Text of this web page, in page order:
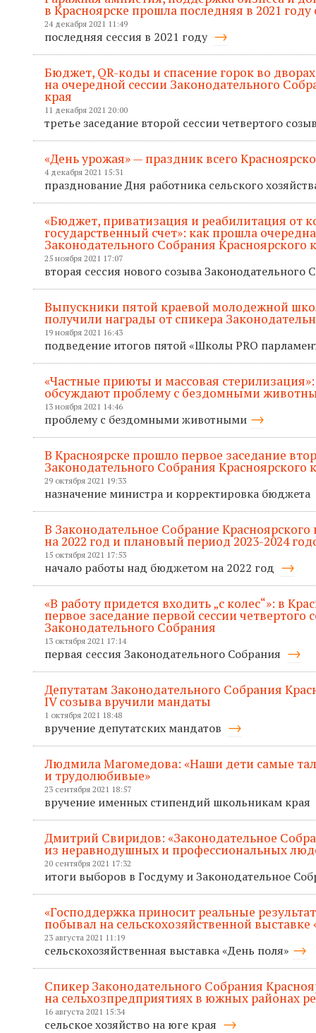
в Красноярске прошла последняя в 2021 году
24 декабря 2021 11:49
последняя сессия в 2021 году
Бюджет, QR-коды и спасение горок во
на очередной сессии Законодательного
края
11 декабря 2021 20:00
третье заседание второй сессии четвертого
«День урожая» — праздник всего
4 декабря 2021 15:31
празднование Дня работника сельского
«Бюджет, приватизация и реабилитация от
государственный счет»: как прошла
Законодательного Собрания Красноярского
25 ноября 2021 17:07
вторая сессия нового созыва Законодательного
Выпускники пятой краевой молодежной
получили награды от спикера
19 ноября 2021 16:43
подведение итогов пятой «Школы PRO
«Частные приюты и массовая
обсуждают проблему с бездомными
13 ноября 2021 14:46
проблему с бездомными животными
В Красноярске прошло первое заседание
Законодательного Собрания Красноярского
29 октября 2021 19:33
назначение министра и корректировка бюджета
В Законодательное Собрание
на 2022 год и плановый период 2023-2024
15 октября 2021 17:53
начало работы над бюджетом на 2022 год
«В работу придется входить „с колес“»: в
первое заседание первой сессии четвертого
Законодательного Собрания
13 октября 2021 17:14
первая сессия Законодательного Собрания
Депутатам Законодательного Собрания
IV созыва вручили мандаты
1 октября 2021 18:48
вручение депутатских мандатов
Людмила Магомедова: «Наши дети самые
и трудолюбивые»
23 сентября 2021 18:57
вручение именных стипендий школьникам края
Дмитрий Свиридов: «Законодательное
из неравнодушных и профессиональных
20 сентября 2021 17:32
итоги выборов в Госдуму и Законодательное
«Господдержка приносит реальные
побывал на сельскохозяйственной выставке
23 августа 2021 11:19
сельскохозяйственная выставка «День поля»
Спикер Законодательного Собрания
на сельхозпредприятиях в южных районах
16 августа 2021 15:34
сельское хозяйство на юге края